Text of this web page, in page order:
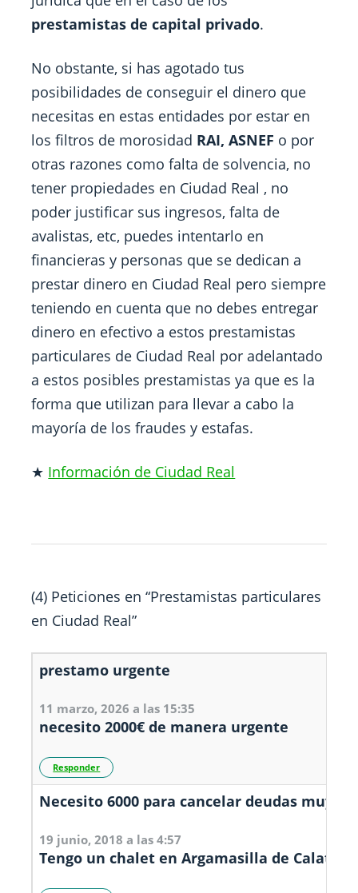
prestamistas de capital privado.
No obstante, si has agotado tus
posibilidades de conseguir el dinero que
necesitas en estas entidades por estar en
los filtros de morosidad RAI, ASNEF o por
otras razones como falta de solvencia, no
tener propiedades en Ciudad Real , no
poder justificar sus ingresos, falta de
avalistas, etc, puedes intentarlo en
financieras y personas que se dedican a
prestar dinero en Ciudad Real pero siempre
teniendo en cuenta que no debes entregar
dinero en efectivo a estos prestamistas
particulares de Ciudad Real por adelantado
a estos posibles prestamistas ya que es la
forma que utilizan para llevar a cabo la
mayoría de los fraudes y estafas.
★ Información de Ciudad Real
(4) Peticiones en “Prestamistas particulares
en Ciudad Real”
prestamo urgente
11 marzo, 2026 a las 15:35
necesito 2000€ de manera urgente
Responder
Necesito 6000 para cancelar deudas muy
19 junio, 2018 a las 4:57
Tengo un chalet en Argamasilla de